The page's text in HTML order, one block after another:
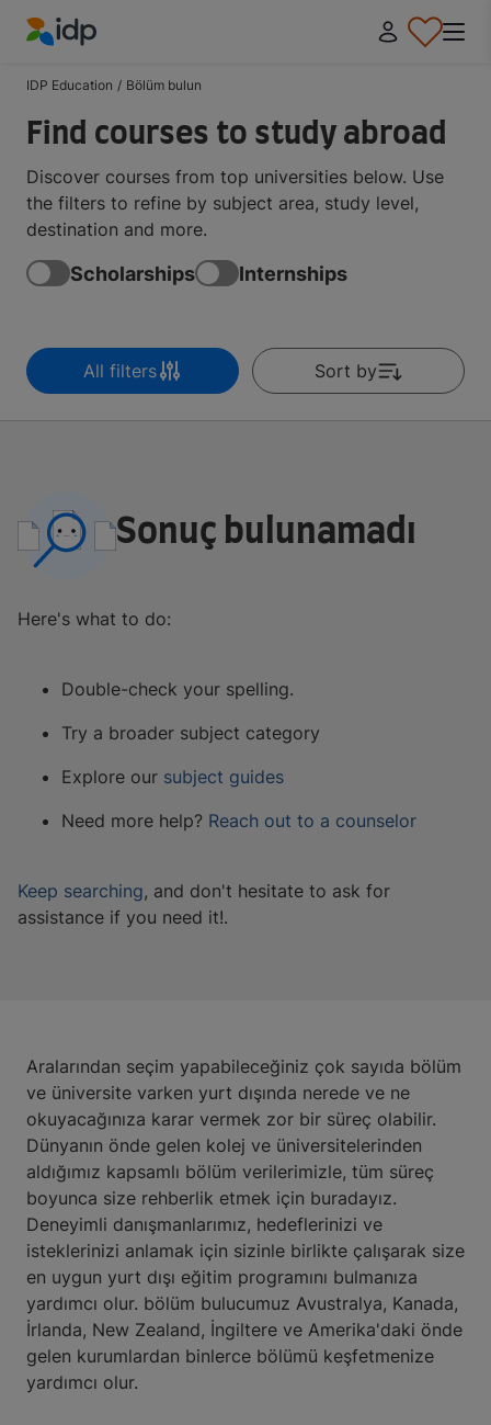
IDP Education / Bölüm bulun
Find courses to study abroad
Discover courses from top universities below. Use
the filters to refine by subject area, study level,
destination and more.
Scholarships Internships
All filters Sort by
Sonuç bulunamadı
Here's what to do:
Double-check your spelling.
Try a broader subject category
Explore our subject guides
Need more help? Reach out to a counselor
Keep searching, and don't hesitate to ask for
assistance if you need it!.
Aralarından seçim yapabileceğiniz çok sayıda bölüm
ve üniversite varken yurt dışında nerede ve ne
okuyacağınıza karar vermek zor bir süreç olabilir.
Dünyanın önde gelen kolej ve üniversitelerinden
aldığımız kapsamlı bölüm verilerimizle, tüm süreç
boyunca size rehberlik etmek için buradayız.
Deneyimli danışmanlarımız, hedeflerinizi ve
isteklerinizi anlamak için sizinle birlikte çalışarak size
en uygun yurt dışı eğitim programını bulmanıza
yardımcı olur. bölüm bulucumuz Avustralya, Kanada,
İrlanda, New Zealand, İngiltere ve Amerika'daki önde
gelen kurumlardan binlerce bölümü keşfetmenize
yardımcı olur.